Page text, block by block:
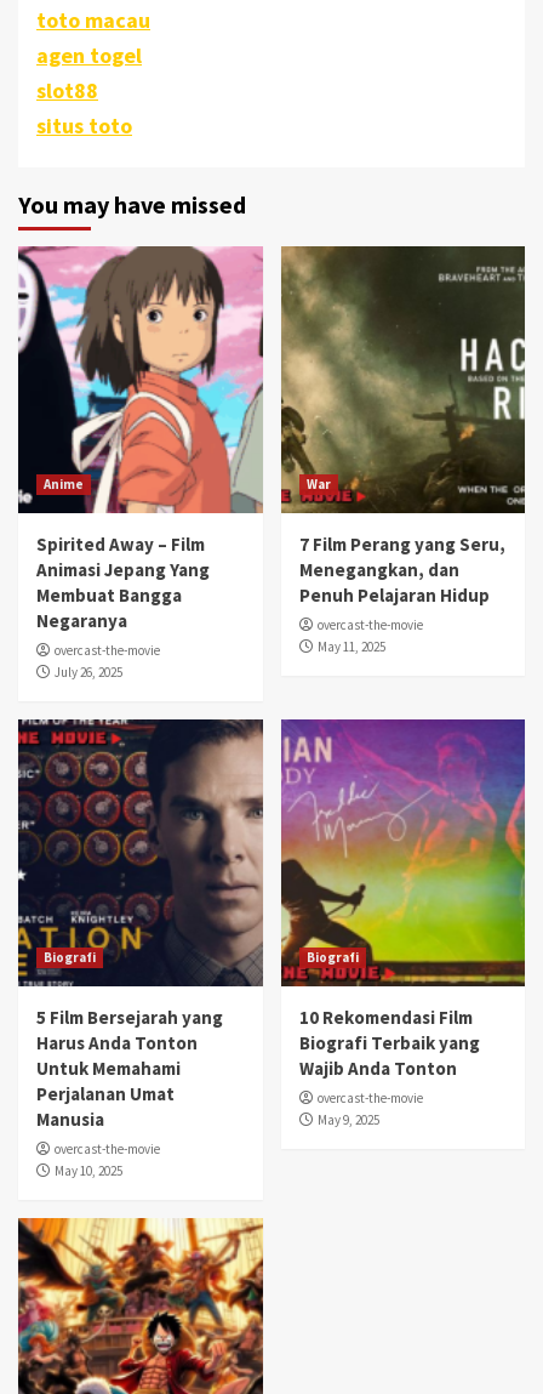
toto macau
agen togel
slot88
situs toto
You may have missed
Anime
Spirited Away – Film
Animasi Jepang Yang
Membuat Bangga
Negaranya
overcast-the-movie
July 26, 2025
War
7 Film Perang yang Seru,
Menegangkan, dan
Penuh Pelajaran Hidup
overcast-the-movie
May 11, 2025
Biografi
5 Film Bersejarah yang
Harus Anda Tonton
Untuk Memahami
Perjalanan Umat
Manusia
overcast-the-movie
May 10, 2025
Biografi
10 Rekomendasi Film
Biografi Terbaik yang
Wajib Anda Tonton
overcast-the-movie
May 9, 2025